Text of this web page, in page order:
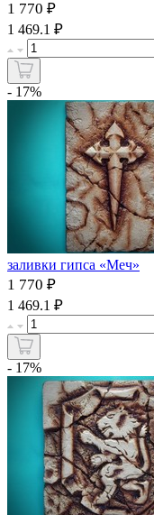
1 770 ₽
1 469.1 ₽
- 17%
заливки гипса «Меч»
1 770 ₽
1 469.1 ₽
- 17%